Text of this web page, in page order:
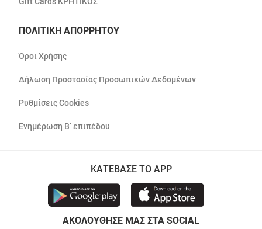
ΠΟΛΙΤΙΚΗ ΑΠΟΡΡΗΤΟΥ
Όροι Χρήσης
Δήλωση Προστασίας Προσωπικών Δεδομένων
Ρυθμίσεις Cookies
Ενημέρωση Β’ επιπέδου
ΚΑΤΕΒΑΣΕ ΤΟ APP
ΑΚΟΛΟΥΘΗΣΕ ΜΑΣ ΣΤΑ SOCIAL